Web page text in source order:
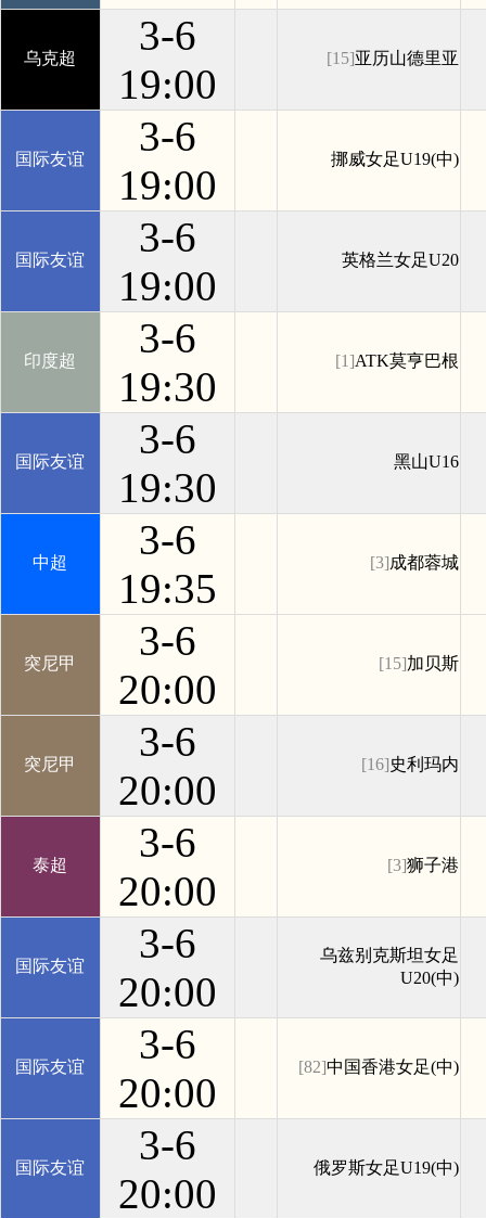
乌克超
3-6
19:00
[15]亚历山德里亚
国际友谊
3-6
19:00
挪威女足U19(中)
国际友谊
3-6
19:00
英格兰女足U20
印度超
3-6
19:30
[1]ATK莫亨巴根
国际友谊
3-6
19:30
黑山U16
中超
3-6
19:35
[3]成都蓉城
突尼甲
3-6
20:00
[15]加贝斯
突尼甲
3-6
20:00
[16]史利玛内
泰超
3-6
20:00
[3]狮子港
国际友谊
3-6
20:00
乌兹别克斯坦女足
U20(中)
国际友谊
3-6
20:00
[82]中国香港女足(中)
国际友谊
3-6
20:00
俄罗斯女足U19(中)